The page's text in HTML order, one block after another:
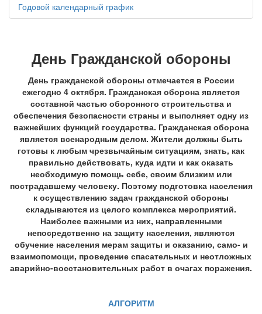
Годовой календарный график
День Гражданской обороны
День гражданской обороны отмечается в России
ежегодно 4 октября. Гражданская оборона является
составной частью оборонного строительства и
обеспечения безопасности страны и выполняет одну из
важнейших функций государства. Гражданская оборона
является всенародным делом. Жители должны быть
готовы к любым чрезвычайным ситуациям, знать, как
правильно действовать, куда идти и как оказать
необходимую помощь себе, своим близким или
пострадавшему человеку. Поэтому подготовка населения
к осуществлению задач гражданской обороны
складываются из целого комплекса мероприятий.
Наиболее важными из них, направленными
непосредственно на защиту населения, являются
обучение населения мерам защиты и оказанию, само- и
взаимопомощи, проведение спасательных и неотложных
аварийно-восстановительных работ в очагах поражения.
АЛГОРИТМ